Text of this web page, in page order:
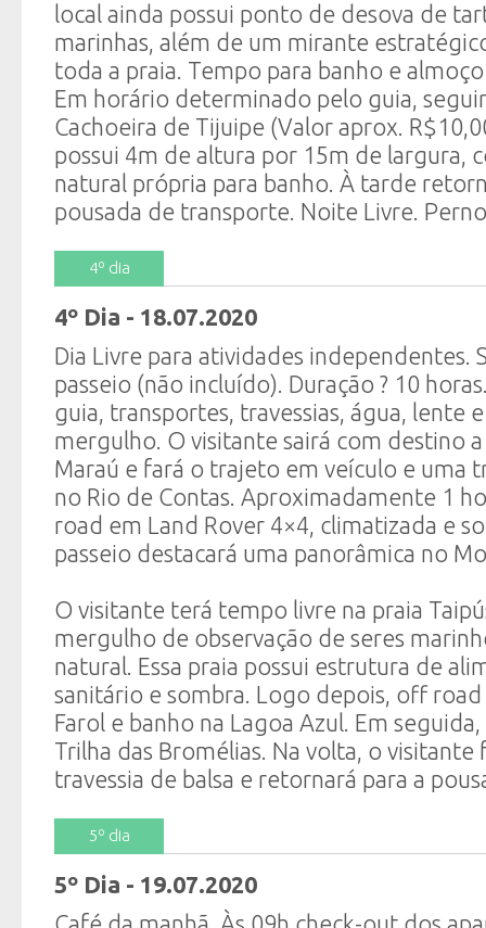
local ainda possui ponto de desova de
marinhas, além de um mirante
toda a praia. Tempo para banho e
Em horário determinado pelo guia,
Cachoeira de Tijuipe (Valor aprox.
possui 4m de altura por 15m de largura,
natural própria para banho. À tarde
pousada de transporte. Noite Livre.
4º dia
4º Dia - 18.07.2020
Dia Livre para atividades independentes.
passeio (não incluído). Duração ? 10
guia, transportes, travessias, água, lente
mergulho. O visitante sairá com destino
Maraú e fará o trajeto em veículo e uma
no Rio de Contas. Aproximadamente 1
road em Land Rover 4×4, climatizada e
passeio destacará uma panorâmica no
O visitante terá tempo livre na praia
mergulho de observação de seres
natural. Essa praia possui estrutura de
sanitário e sombra. Logo depois, off
Farol e banho na Lagoa Azul. Em
Trilha das Bromélias. Na volta, o visitante
travessia de balsa e retornará para a
5º dia
5º Dia - 19.07.2020